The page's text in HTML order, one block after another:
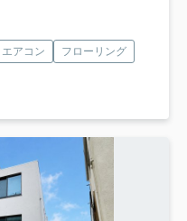
エアコン
フローリング